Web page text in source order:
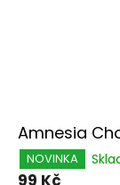
Amnesia
NOVINKA
99 Kč